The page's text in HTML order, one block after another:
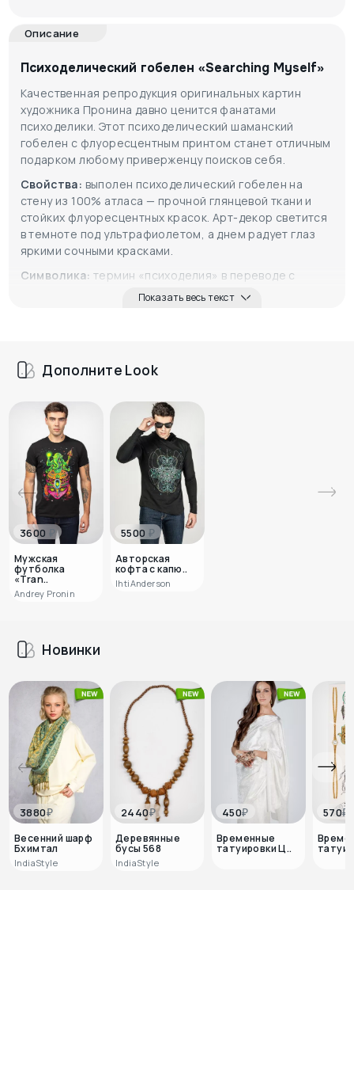
Описание
Психоделический гобелен «Searching Myself»
Качественная репродукция оригинальных картин
художника Пронина давно ценится фанатами
психоделики. Этот психоделический шаманский
гобелен с флуоресцентным принтом станет отличным
подарком любому приверженцу поисков себя.
Свойства: выполен психоделический гобелен на
стену из 100% атласа — прочной глянцевой ткани и
стойких флуоресцентных красок. Арт-декор светится
в темноте под ультрафиолетом, а днем радует глаз
яркими сочными красками.
Символика: термин «психоделия» в переводе с
греческого означет «чистая душа». Рисунки этого
Показать весь текст
Дополните Look
3600 ₽
Мужская
футболка
«Tran..
Andrey Pronin
5500 ₽
Авторская
кофта с капю..
IhtiAnderson
Новинки
3880₽
Весенний шарф
Бхимтал
IndiaStyle
2440₽
Деревянные
бусы 568
IndiaStyle
450₽
Временные
татуировки Ц..
570₽